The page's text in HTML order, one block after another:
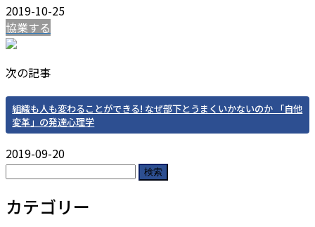
2019-10-25
協業する
次の記事
組織も人も変わることができる! なぜ部下とうまくいかないのか 「自他
変革」の発達心理学
2019-09-20
検
カテゴリー